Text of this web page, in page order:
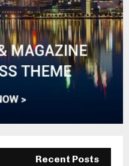
Recent Posts